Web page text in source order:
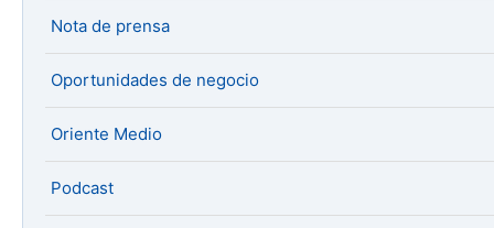
Nota de prensa
Oportunidades de negocio
Oriente Medio
Podcast